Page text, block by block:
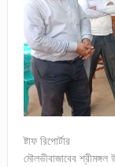
ষ্টাফ রিপোর্টার
মৌলভীবাজাবেব শ্রীমঙ্গল